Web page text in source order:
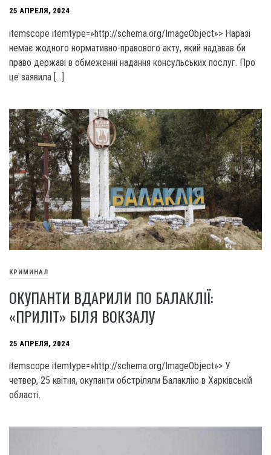
25 АПРЕЛЯ, 2024
itemscope itemtype=»http://schema.org/ImageObject»> Наразі
немає жодного нормативно-правового акту, який надавав би
право державі в обмеженні надання консульських послуг. Про
це заявила […]
КРИМИНАЛ
ОКУПАНТИ ВДАРИЛИ ПО БАЛАКЛІЇ:
«ПРИЛІТ» БІЛЯ ВОКЗАЛУ
25 АПРЕЛЯ, 2024
itemscope itemtype=»http://schema.org/ImageObject»> У
четвер, 25 квітня, окупанти обстріляли Балаклію в Харківській
області.